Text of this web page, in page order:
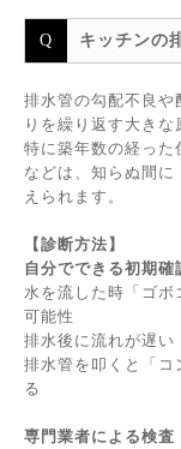
キッチンの
排水管の勾配不良や
りを繰り返す大きな
特に築年数の経っ
などは、知らぬ間
えられます。
【診断方法】
自分でできる初期確
水を流した時「ゴ
可能性
排水後に流れが遅
排水管を叩くと「
る
専門業者による検査